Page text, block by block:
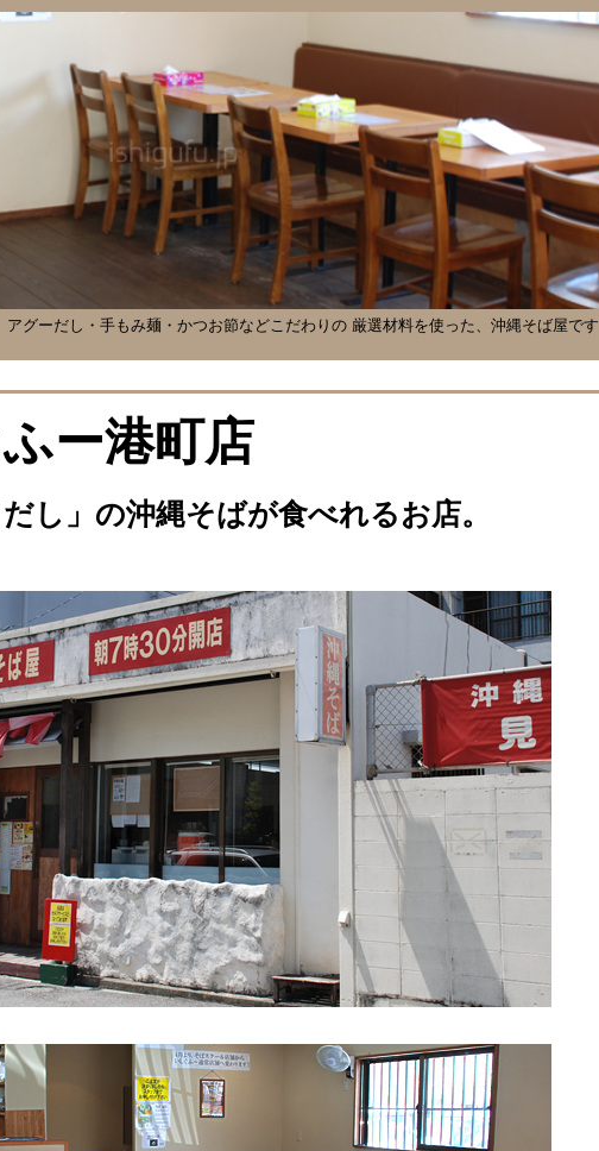
アグーだし・手もみ麺・かつお節などこだわりの 厳選材料を使った、沖縄そば屋です
ー港町店
だし」の沖縄そばが食べれるお店。